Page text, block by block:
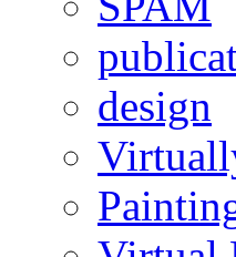
design